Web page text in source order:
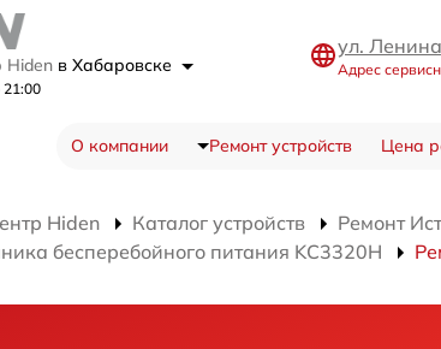
Hiden в Хабаровске
21:00
ул.
Адрес
О компании Ремонт устройств Цена
Hiden Каталог устройств
Ремонт
бесперебойного питания KC3320H